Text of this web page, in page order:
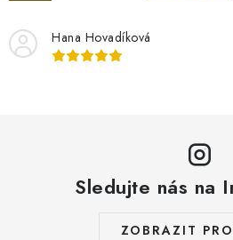
Hana Hovadíková
Sledujte nás na
ZOBRAZIT